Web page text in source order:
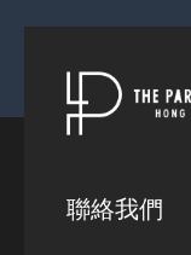
聯絡我們